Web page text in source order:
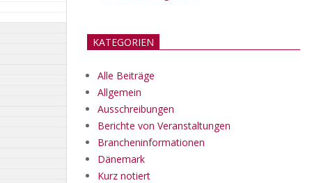
KATEGORIEN
Alle Beiträge
Allgemein
Ausschreibungen
Berichte von Veranstaltungen
Brancheninformationen
Dänemark
Kurz notiert